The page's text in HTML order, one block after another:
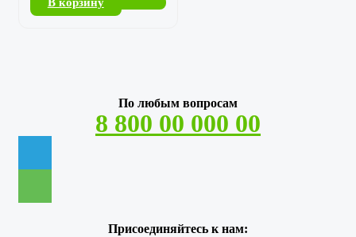
По любым вопросам
8 800 00 000 00
Присоединяйтесь к нам: